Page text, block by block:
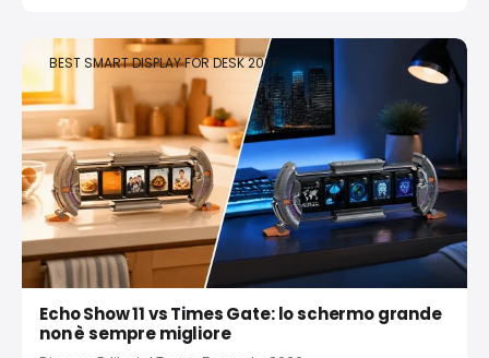
progettati per un ambiente diverso: la...
BEST SMART DISPLAY FOR DESK 2026
Echo Show 11 vs Times Gate: lo schermo grande
non è sempre migliore